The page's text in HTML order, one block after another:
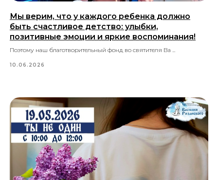
Мы верим, что у каждого ребенка должно
быть счастливое детство: улыбки,
позитивные эмоции и яркие воспоминания!
Поэтому наш благотворительный фонд во святителя Ва ...
10.06.2026